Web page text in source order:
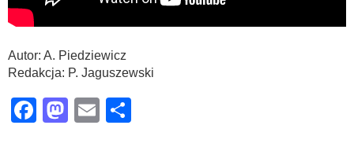
Autor: A. Piedziewicz
Redakcja: P. Jaguszewski
Facebook
Mastodon
Email